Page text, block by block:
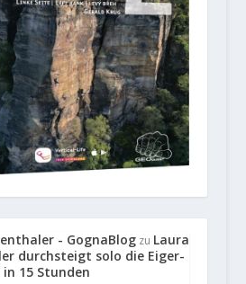
- GognaBlogzu Laura
durchsteigt solo die Eiger-
15 Stunden